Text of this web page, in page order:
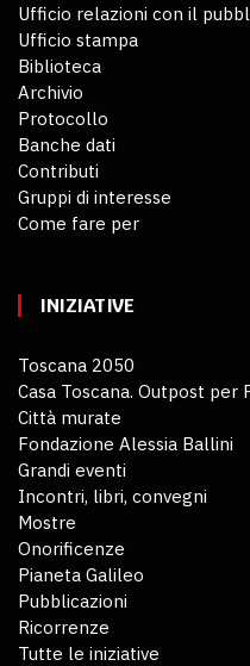
Ufficio relazioni con il
Ufficio stampa
Biblioteca
Archivio
Protocollo
Banche dati
Contributi
Gruppi di interesse
Come fare per
INIZIATIVE
Toscana 2050
Casa Toscana. Outpost per
Città murate
Fondazione Alessia Ballini
Grandi eventi
Incontri, libri, convegni
Mostre
Onorificenze
Pianeta Galileo
Pubblicazioni
Ricorrenze
Tutte le iniziative